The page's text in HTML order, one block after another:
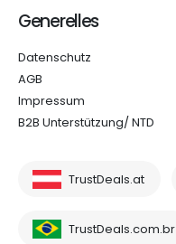
Generelles
Datenschutz
AGB
Impressum
B2B Unterstützung/ NTD
TrustDeals.at
TrustDeals.com.br